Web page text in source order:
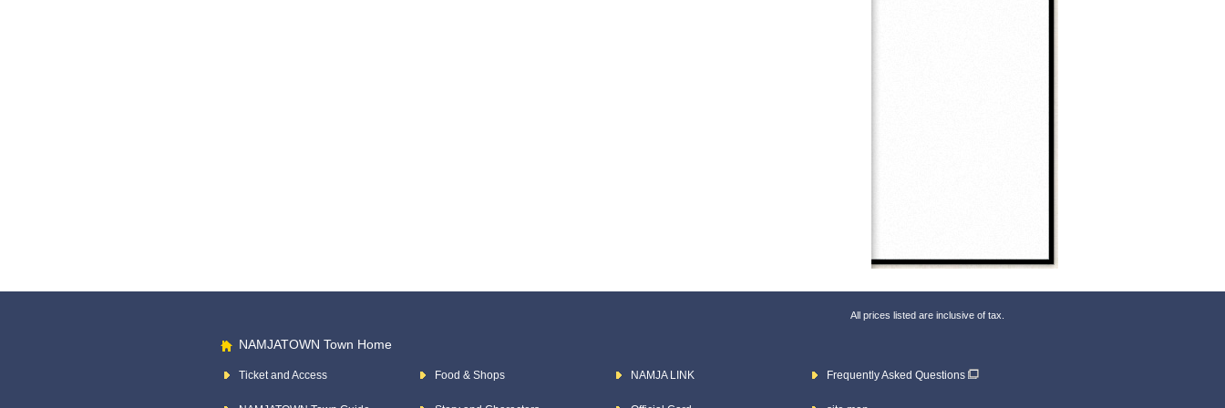
All prices listed are inclusive of tax.
NAMJATOWN Town Home
Ticket and Access Food & Shops NAMJA LINK Frequently Asked Questions